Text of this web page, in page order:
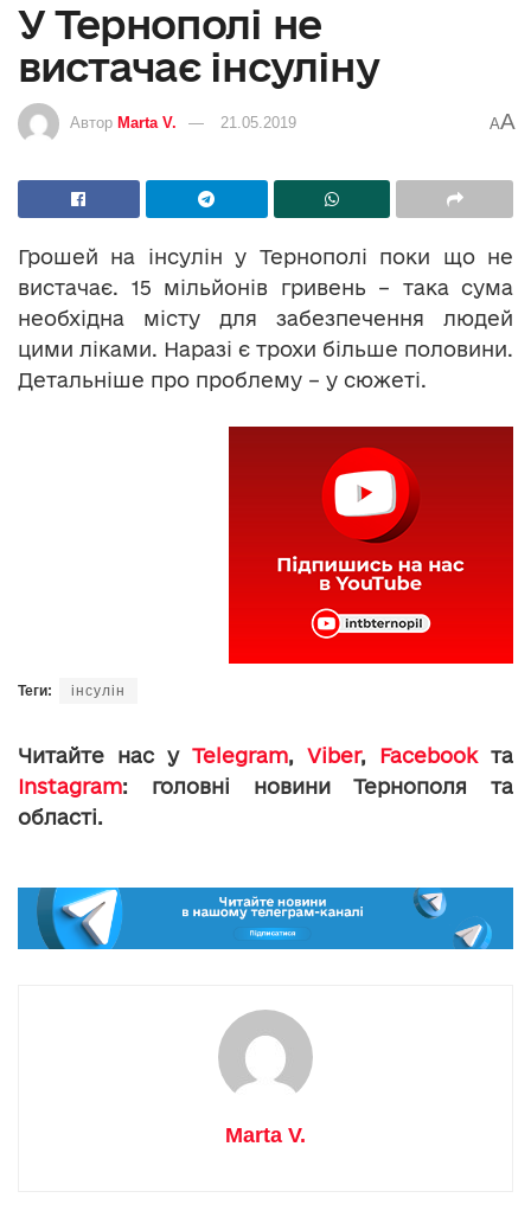
У Тернополі не
вистачає інсуліну
Автор Marta V. 21.05.2019 AA
Грошей на інсулін у Тернополі поки що не
вистачає. 15 мільйонів гривень – така сума
необхідна місту для забезпечення людей
цими ліками. Наразі є трохи більше половини.
Детальніше про проблему – у сюжеті.
Теги: інсулін
Читайте нас у Telegram, Viber, Facebookта
Instagram: головні новини Тернополя та
області.
Marta V.